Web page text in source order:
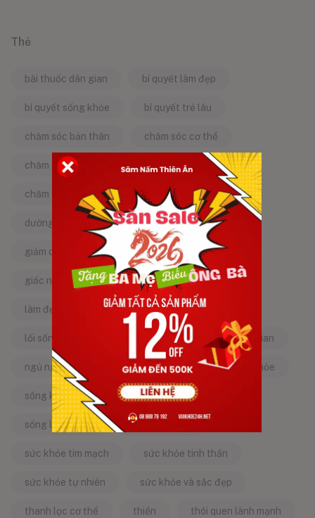
Thẻ
bài thuốc dân gian bí quyết làm đẹp
bí quyết sống khỏe bí quyết trẻ lâu
chăm sóc bản thân chăm sóc cơ thể
chăm sóc da chăm sóc sức khỏe
chăm sóc sức khỏe tự nhiên chống lão hóa
dưỡng da tự nhiên dưỡng sinh
giảm căng thẳng giảm stress
giấc ngủ ngon kinh nghiệm dân gian
làm đẹp từ bên trong làm đẹp tự nhiên
lối sống lành mạnh mật ong mẹo dân gian
ngủ ngon năng lượng tích cực sống khỏe
sống khỏe mỗi ngày sống khỏe đẹp
sống lành mạnh sống tích cực
sức khỏe tim mạch sức khỏe tinh thần
sức khỏe tự nhiên sức khỏe và sắc đẹp
thanh lọc cơ thể thiền thói quen lành mạnh